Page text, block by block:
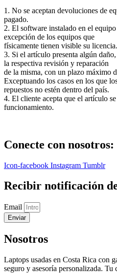
1. No se aceptan devoluciones de
pagado.
2. El software instalado en el
excepción de los equipos que
físicamente tienen visible su licencia.
3. Si el artículo presenta algún
la respectiva revisión y reparación
de la misma, con un plazo máximo
Exceptuando los casos en los que
repuestos no estén dentro del país.
4. El cliente acepta que el artículo
funcionamiento.
Conecte con nosotros:
Icon-facebook Instagram Tumblr
Recibir notificación
Email
Enviar
Nosotros
Laptops usadas en Costa Rica con
seguro y asesoría personalizada. Tu